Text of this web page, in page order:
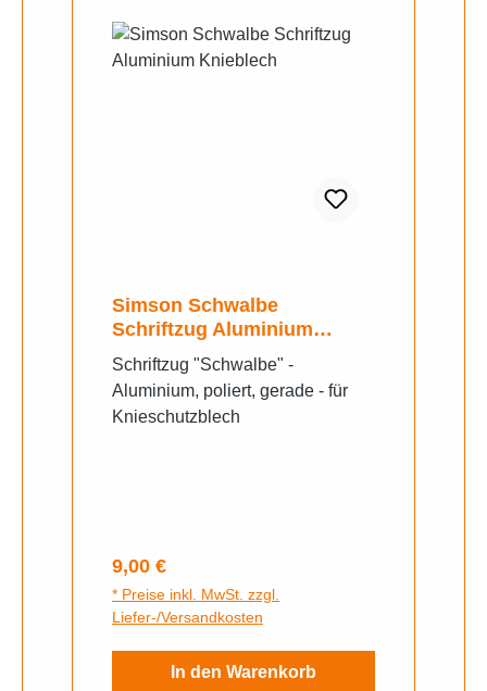
Simson Schwalbe
Schriftzug Aluminium
Knieblech
Schriftzug "Schwalbe" -
Aluminium, poliert, gerade - für
Knieschutzblech
Regulärer Preis:
9,00 €
* Preise inkl. MwSt. zzgl.
Liefer-/Versandkosten
In den Warenkorb